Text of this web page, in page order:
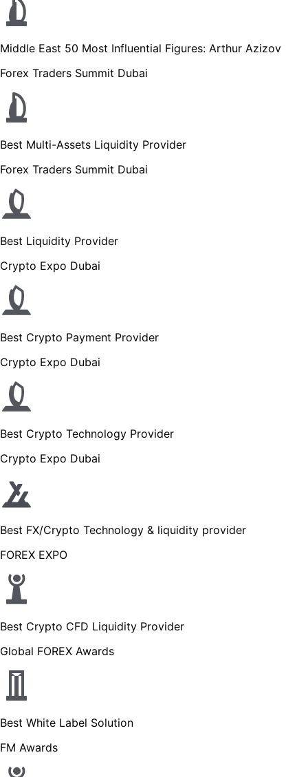
Middle East 50 Most Influential Figures: Arthur Azizov
Forex Traders Summit Dubai
Best Multi-Assets Liquidity Provider
Forex Traders Summit Dubai
Best Liquidity Provider
Crypto Expo Dubai
Best Crypto Payment Provider
Crypto Expo Dubai
Best Crypto Technology Provider
Crypto Expo Dubai
Best FX/Crypto Technology & liquidity provider
FOREX EXPO
Best Crypto CFD Liquidity Provider
Global FOREX Awards
Best White Label Solution
FM Awards